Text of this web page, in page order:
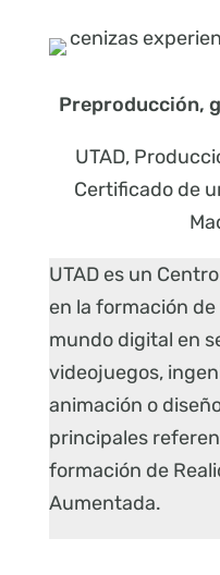
Preproducción,
UTAD,
Certificado de
UTAD es un
en la formación
mundo digital en
videojuegos,
animación o
principales
formación de
Aumentada.